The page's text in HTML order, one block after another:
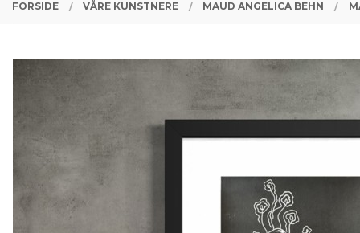
FORSIDE VÅRE KUNSTNERE MAUD ANGELICA BEHN